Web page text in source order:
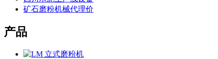
矿石磨粉机械代理价
产品